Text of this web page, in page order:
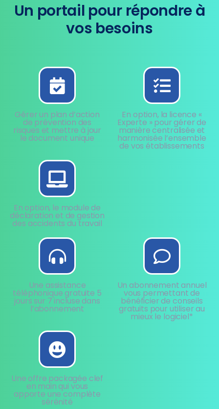
Un portail pour répondre à
vos besoins
Gérer un plan d’action
de prévention des
risques et mettre à jour
le document unique
En option, la licence «
Experte » pour gérer de
manière centralisée et
harmonisée l’ensemble
de vos établissements
En option, le module de
déclaration et de gestion
des accidents du travail
Une assistance
téléphonique gratuite 5
jours sur 7 incluse dans
l’abonnement
Un abonnement annuel
vous permettant de
bénéficier de conseils
gratuits pour utiliser au
mieux le logiciel*
Une offre packagée clef
en main qui vous
apporte une complète
sérénité